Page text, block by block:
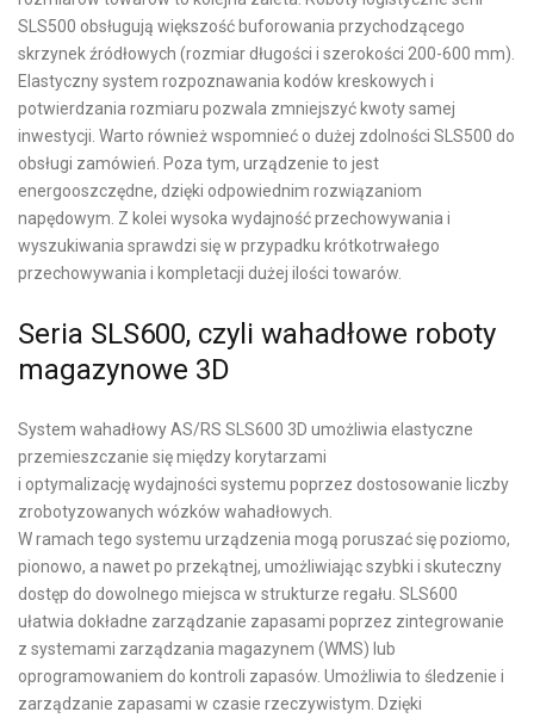
SLS500 obsługują większość buforowania przychodzącego
skrzynek źródłowych (rozmiar długości i szerokości 200-600 mm).
Elastyczny system rozpoznawania kodów kreskowych i
potwierdzania rozmiaru pozwala zmniejszyć kwoty samej
inwestycji. Warto również wspomnieć o dużej zdolności SLS500 do
obsługi zamówień. Poza tym, urządzenie to jest
energooszczędne, dzięki odpowiednim rozwiązaniom
napędowym. Z kolei wysoka wydajność przechowywania i
wyszukiwania sprawdzi się w przypadku krótkotrwałego
przechowywania i kompletacji dużej ilości towarów.
Seria SLS600, czyli wahadłowe roboty
magazynowe 3D
System wahadłowy AS/RS SLS600 3D umożliwia elastyczne
przemieszczanie się między korytarzami
i optymalizację wydajności systemu poprzez dostosowanie liczby
zrobotyzowanych wózków wahadłowych.
W ramach tego systemu urządzenia mogą poruszać się poziomo,
pionowo, a nawet po przekątnej, umożliwiając szybki i skuteczny
dostęp do dowolnego miejsca w strukturze regału. SLS600
ułatwia dokładne zarządzanie zapasami poprzez zintegrowanie
z systemami zarządzania magazynem (WMS) lub
oprogramowaniem do kontroli zapasów. Umożliwia to śledzenie i
zarządzanie zapasami w czasie rzeczywistym. Dzięki